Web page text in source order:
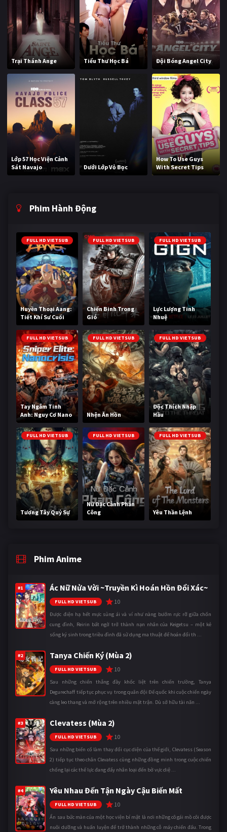
Trại Thánh Ange Tiểu Thư Học Bá Đội Bóng Angel City
Lớp 57 Học Viện Cảnh
Sát Navajo
Dưới Lớp Vỏ Bọc
How To Use Guys
With Secret Tips
Phim Hành Động
FULL HD VIETSUB
Huyền Thoại Aang:
Tiết Khí Sư Cuối
Cùng
FULL HD VIETSUB
Chiến Binh Trong
Gió
FULL HD VIETSUB
Lực Lượng Tinh
Nhuệ
FULL HD VIETSUB
Tay Ngắm Tinh
Anh: Nguy Cơ Nano
FULL HD VIETSUB
Nhện Ăn Hồn
FULL HD VIETSUB
Độc Thích Nhập
Hầu
FULL HD VIETSUB
Tương Tây Quỷ Sự
FULL HD VIETSUB
Nữ Đặc Cảnh Phản
Công
FULL HD VIETSUB
Yêu Thần Lệnh
Phim Anime
#1 Ác Nữ Nửa Vời ~Truyền Kì Hoán Hồn Đổi Xác~
FULL HD VIETSUB 10
Được điện hạ hết mực sủng ái và ví như nàng bướm rực rỡ giữa chốn
cung đình, Reirin bất ngờ trở thành nạn nhân của Keigetsu – một kẻ
sống ký sinh trong triều đình đã sử dụng ma thuật để hoán đổi th ...
#2 Tanya Chiến Ký (Mùa 2)
FULL HD VIETSUB 10
Sau những chiến thắng đầy khốc liệt trên chiến trường, Tanya
Degurechaff tiếp tục phục vụ trong quân đội Đế quốc khi cuộc chiến ngày
càng leo thang và mở rộng trên nhiều mặt trận. Dù sở hữu tài năn ...
#3 Clevatess (Mùa 2)
FULL HD VIETSUB 10
Sau những biến cố làm thay đổi cục diện của thế giới, Clevatess (Season
2) tiếp tục theo chân Clevatess cùng những đồng minh trong cuộc chiến
chống lại các thế lực đang đẩy nhân loại đến bờ vực diệ ...
#4 Yêu Nhau Đến Tận Ngày Cậu Biến Mất
FULL HD VIETSUB 10
Ẩn sau bức màn của một học viện bí mật là nơi những cô gái mồ côi được
nuôi dưỡng và huấn luyện để trở thành những cỗ máy chiến đấu. Trong